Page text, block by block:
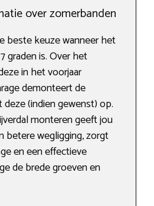
over zomerbanden
beste keuze wanneer het
graden is. Over het
in het voorjaar
demonteert de
(indien gewenst) op.
monteren geeft jou
betere wegligging, zorgt
en een effectieve
de brede groeven en